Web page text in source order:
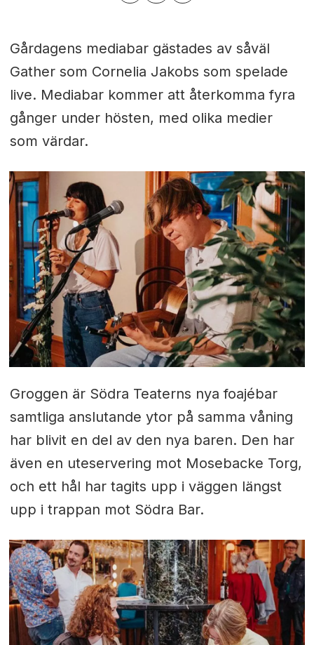
Gårdagens mediabar gästades av såväl
Gather som Cornelia Jakobs som spelade
live. Mediabar kommer att återkomma fyra
gånger under hösten, med olika medier
som värdar.
Groggen är Södra Teaterns nya foajébar
samtliga anslutande ytor på samma våning
har blivit en del av den nya baren. Den har
även en uteservering mot Mosebacke Torg,
och ett hål har tagits upp i väggen längst
upp i trappan mot Södra Bar.